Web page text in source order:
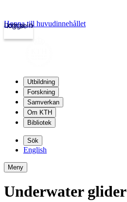
kth.se
Logga in
Hoppa till huvudinnehållet
Utbildning
Forskning
Samverkan
Om KTH
Bibliotek
Sök
English
Meny
Underwater glider